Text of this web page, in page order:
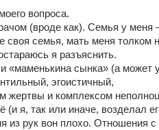
вопроса.
(вроде как). Семья у меня
своя семья, мать меня толком
я разъяснить.
«маменькина сынка» (а может
эгоистичный,
жертвы и комплексом
я, так или иначе, возделал
из рук вон плохо. Отношения